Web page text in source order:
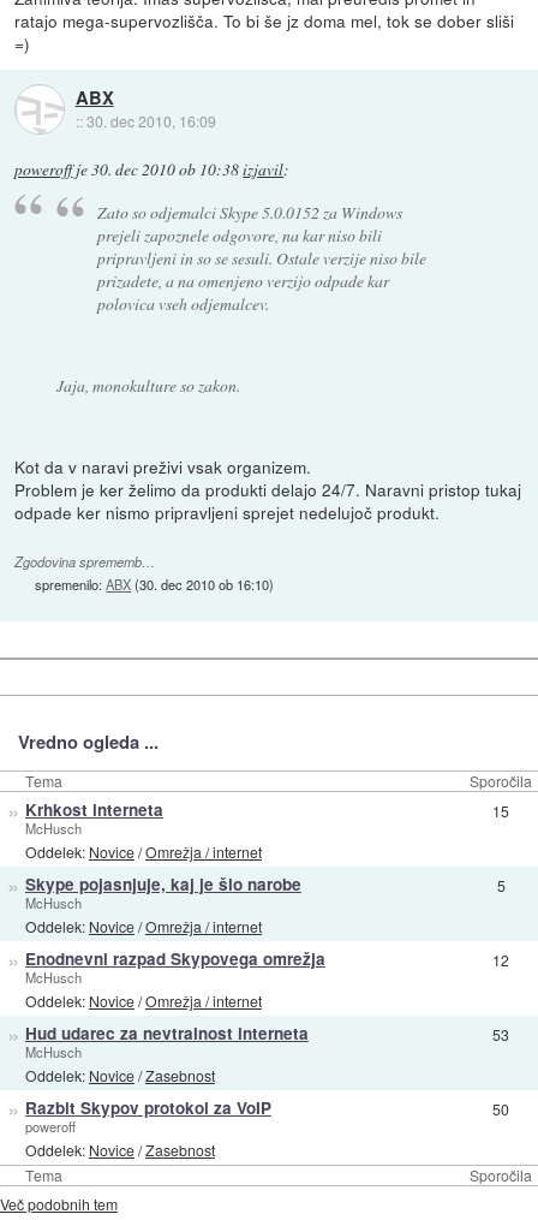
ratajo mega-supervozlišča. To bi še jz doma mel, tok se dober sliši
=)
ABX
::30. dec 2010, 16:09
poweroffje30. dec 2010 ob 10:38izjavil:
Zato so odjemalci Skype 5.0.0152 za Windows
prejeli zapoznele odgovore, na kar niso bili
pripravljeni in so se sesuli. Ostale verzije niso bile
prizadete, a na omenjeno verzijo odpade kar
polovica vseh odjemalcev.
Jaja, monokulture so zakon.
Kot da v naravi preživi vsak organizem.
Problem je ker želimo da produkti delajo 24/7. Naravni pristop tukaj
odpade ker nismo pripravljeni sprejet nedelujoč produkt.
Zgodovina sprememb…
spremenilo:ABX(30. dec 2010 ob 16:10)
Vredno ogleda ...
Tema Sporočila
Tema Sporočila
» Krhkost interneta
McHusch
Oddelek: Novice/Omrežja / internet
15
» Skype pojasnjuje, kaj je šlo narobe
McHusch
Oddelek: Novice/Omrežja / internet
5
» Enodnevni razpad Skypovega omrežja
McHusch
Oddelek: Novice/Omrežja / internet
12
» Hud udarec za nevtralnost interneta
McHusch
Oddelek: Novice/Zasebnost
53
» Razbit Skypov protokol za VoIP
poweroff
Oddelek: Novice/Zasebnost
50
Več podobnih tem